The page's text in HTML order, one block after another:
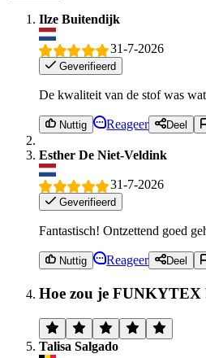
Ilze Buitendijk
31-7-2026
Geverifieerd
De kwaliteit van de stof was
Nuttig Reageer Deel
Esther De Niet-Veldink
31-7-2026
Geverifieerd
Fantastisch! Ontzettend goed
Nuttig Reageer Deel
Hoe zou je FUNKYTEX
Talisa Salgado